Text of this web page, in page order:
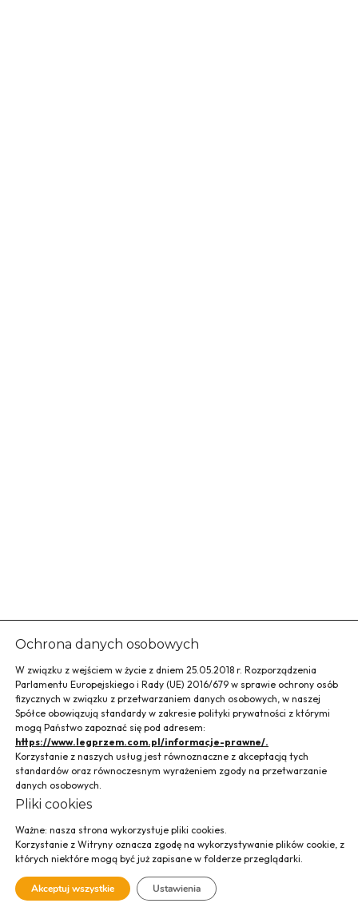
Ochrona danych osobowych
W związku z wejściem w życie z dniem 25.05.2018 r. Rozporządzenia
Parlamentu Europejskiego i Rady (UE) 2016/679 w sprawie ochrony osób
fizycznych w związku z przetwarzaniem danych osobowych, w naszej
Spółce obowiązują standardy w zakresie polityki prywatności z którymi
mogą Państwo zapoznać się pod adresem:
https://www.legprzem.com.pl/informacje-prawne/.
Korzystanie z naszych usług jest równoznaczne z akceptacją tych
standardów oraz równoczesnym wyrażeniem zgody na przetwarzanie
danych osobowych.
Pliki cookies
Ważne: nasza strona wykorzystuje pliki cookies.
Korzystanie z Witryny oznacza zgodę na wykorzystywanie plików cookie, z
których niektóre mogą być już zapisane w folderze przeglądarki.
Akceptuj wszystkie Ustawienia